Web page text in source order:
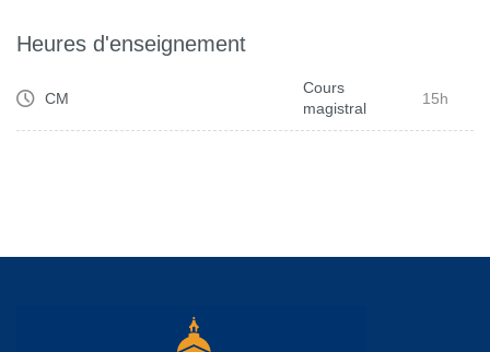
Heures d'enseignement
CM
Cours
magistral
15h